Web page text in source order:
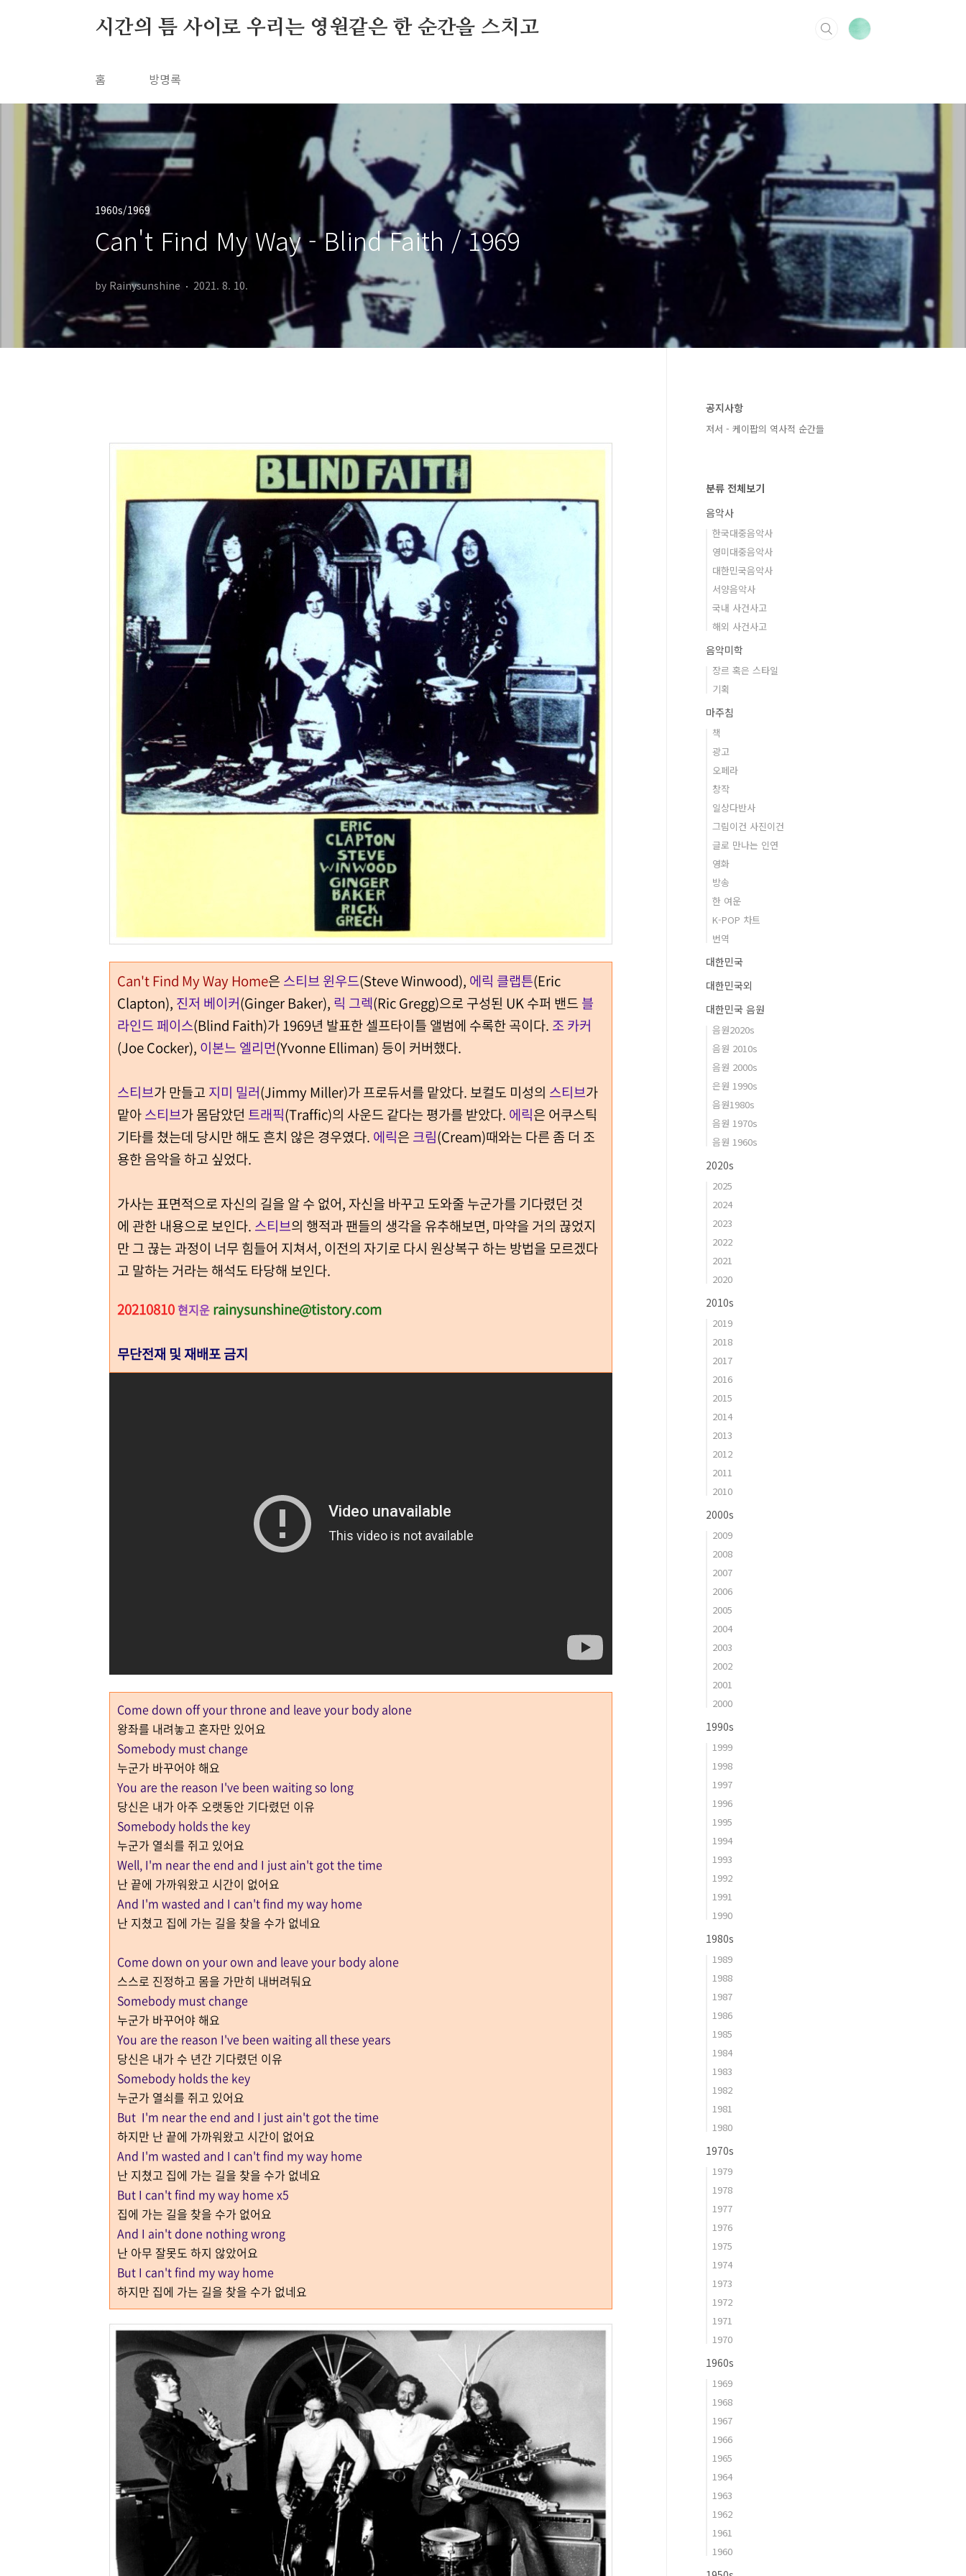
시간의 틈 사이로 우리는 영원같은 한 순간을 스치고
홈 방명록
1960s/1969
Can't Find My Way - Blind Faith / 1969
by Rainysunshine 2021. 8. 10.
Can't Find My Way Home은 스티브 윈우드(Steve Winwood), 에릭 클랩튼(Eric
Clapton), 진저 베이커(Ginger Baker), 릭 그렉(Ric Gregg)으로 구성된 UK 수퍼 밴드블
라인드 페이스(Blind Faith)가 1969년 발표한 셀프타이틀 앨범에 수록한 곡이다. 조 카커
(Joe Cocker), 이본느 엘리먼(Yvonne Elliman) 등이 커버했다.
스티브가 만들고 지미 밀러(Jimmy Miller)가 프로듀서를 맡았다. 보컬도 미성의 스티브가
맡아스티브가 몸담았던 트래픽(Traffic)의 사운드 같다는 평가를 받았다. 에릭은 어쿠스틱
기타를 쳤는데 당시만 해도 흔치 않은 경우였다. 에릭은 크림(Cream)때와는 다른 좀 더 조
용한 음악을 하고 싶었다.
가사는 표면적으로 자신의 길을 알 수 없어, 자신을 바꾸고 도와줄 누군가를 기다렸던 것
에 관한 내용으로 보인다. 스티브의 행적과 팬들의 생각을 유추해보면, 마약을 거의 끊었지
만 그 끊는 과정이 너무 힘들어 지쳐서, 이전의 자기로 다시 원상복구 하는 방법을 모르겠다
고 말하는 거라는 해석도 타당해 보인다.
20210810 현지운 rainysunshine@tistory.com
무단전재 및 재배포 금지
Come down off your throne and leave your body alone
왕좌를 내려놓고 혼자만 있어요
Somebody must change
누군가 바꾸어야 해요
You are the reason I've been waiting so long
당신은 내가 아주 오랫동안 기다렸던 이유
Somebody holds the key
누군가 열쇠를 쥐고 있어요
Well, I'm near the end and I just ain't got the time
난 끝에 가까워왔고 시간이 없어요
And I'm wasted and I can't find my way home
난 지쳤고 집에 가는 길을 찾을 수가 없네요
Come down on your own and leave your body alone
스스로 진정하고 몸을 가만히 내버려둬요
Somebody must change
누군가 바꾸어야 해요
You are the reason I've been waiting all these years
당신은 내가 수 년간 기다렸던 이유
Somebody holds the key
누군가 열쇠를 쥐고 있어요
But I'm near the end and I just ain't got the time
하지만 난 끝에 가까워왔고 시간이 없어요
And I'm wasted and I can't find my way home
난 지쳤고 집에 가는 길을 찾을 수가 없네요
But I can't find my way home x5
집에 가는 길을 찾을 수가 없어요
And I ain't done nothing wrong
난 아무 잘못도 하지 않았어요
But I can't find my way home
하지만 집에 가는 길을 찾을 수가 없네요
공지사항
저서 - 케이팝의 역사적 순간들
분류 전체보기
음악사
한국대중음악사
영미대중음악사
대한민국음악사
서양음악사
국내 사건사고
해외 사건사고
음악미학
장르 혹은 스타일
기획
마주침
책
광고
오페라
창작
일상다반사
그림이건 사진이건
글로 만나는 인연
영화
방송
한 여운
K-POP 차트
번역
대한민국
대한민국외
대한민국 음원
음원2020s
음원 2010s
음원 2000s
은원 1990s
음원1980s
음원 1970s
음원 1960s
2020s
2025
2024
2023
2022
2021
2020
2010s
2019
2018
2017
2016
2015
2014
2013
2012
2011
2010
2000s
2009
2008
2007
2006
2005
2004
2003
2002
2001
2000
1990s
1999
1998
1997
1996
1995
1994
1993
1992
1991
1990
1980s
1989
1988
1987
1986
1985
1984
1983
1982
1981
1980
1970s
1979
1978
1977
1976
1975
1974
1973
1972
1971
1970
1960s
1969
1968
1967
1966
1965
1964
1963
1962
1961
1960